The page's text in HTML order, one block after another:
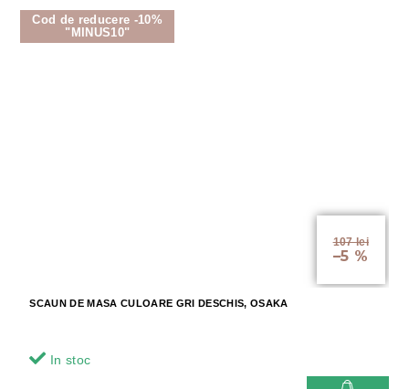
Cod de reducere -10%
"MINUS10"
107 lei
–5 %
SCAUN DE MASA CULOARE GRI DESCHIS, OSAKA
In stoc